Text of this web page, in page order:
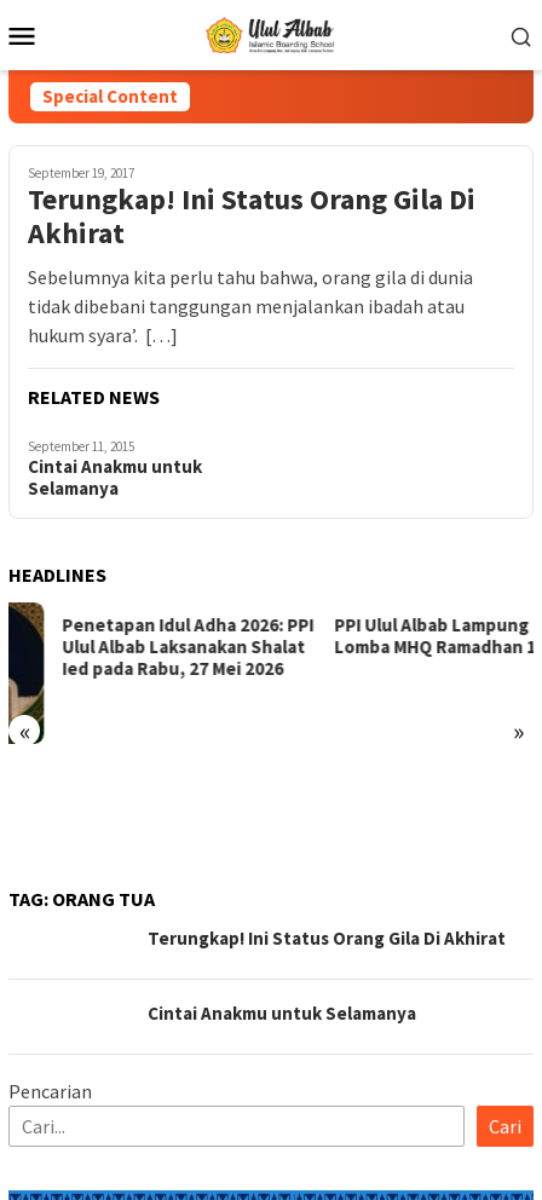
Special Content
September 19, 2017
Terungkap! Ini Status Orang Gila Di
Akhirat
Sebelumnya kita perlu tahu bahwa, orang gila di dunia
tidak dibebani tanggungan menjalankan ibadah atau
hukum syara’. […]
RELATED NEWS
September 11, 2015
Cintai Anakmu untuk
Selamanya
HEADLINES
« »
Penetapan Idul Adha 2026: PPI
Ulul Albab Laksanakan Shalat
Ied pada Rabu, 27 Mei 2026
PPI Ulul Albab Lampung Gelar
Lomba MHQ Ramadhan 1447H
TAG: ORANG TUA
Terungkap! Ini Status Orang Gila Di Akhirat
Cintai Anakmu untuk Selamanya
Pencarian
Cari